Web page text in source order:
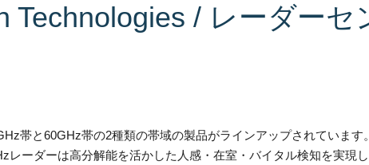
Technologies / レーダーセ
帯と60GHz帯の2種類の帯域の製品がラインアップされています。
ーダーは高分解能を活かした人感・在室・バイタル検知を実現